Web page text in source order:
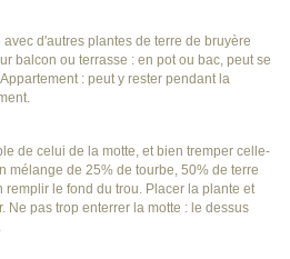
d'autres plantes de terre de bruyère
balcon ou terrasse : en pot ou bac, peut se
: peut y rester pendant la
de celui de la motte, et bien tremper celle-
mélange de 25% de tourbe, 50% de terre
remplir le fond du trou. Placer la plante et
Ne pas trop enterrer la motte : le dessus